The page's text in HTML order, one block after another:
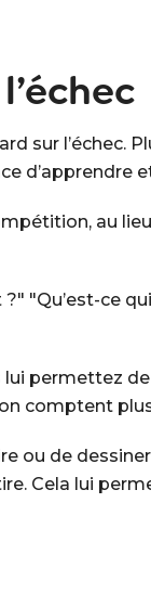
sur l’échec.
d’apprendre
au lieu
"Qu’est-ce
permettez
comptent
ou de
Cela lui